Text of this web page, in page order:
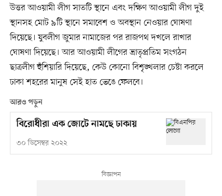
উত্তর আওয়ামী লীগ সাতটি স্থানে এবং দক্ষিণ আওয়ামী লীগ দুই
স্থানসহ মোট ৯টি স্থানে সমাবেশ ও অবস্থান নেওয়ার ঘোষণা
দিয়েছে। যুবলীগ জুমার নামাজের পর রাজপথ দখলে রাখার
ঘোষণা দিয়েছে। আর আওয়ামী লীগের ভ্রাতৃপ্রতিম সংগঠন
ছাত্রলীগ হুঁশিয়ারি দিয়েছে, কেউ কোনো বিশৃঙ্খলার চেষ্টা করলে
ঢাকা শহরের মানুষ সেই হাত ভেঙে ফেলবে।
আরও পড়ুন
বিরোধীরা এক জোটে নামছে ঢাকায়
৩০ ডিসেম্বর ২০২২